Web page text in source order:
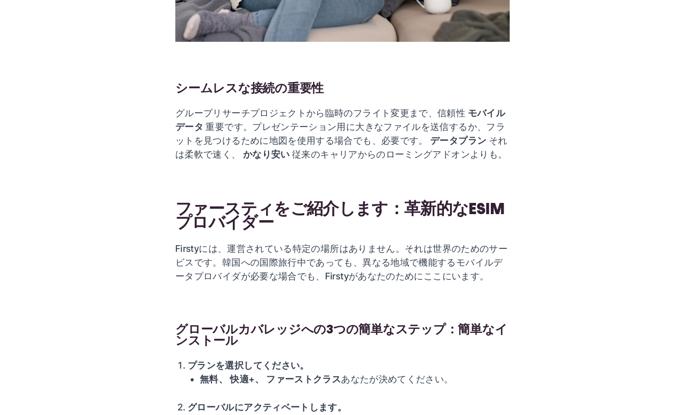
シームレスな接続の重要性
グループリサーチプロジェクトから臨時のフライト変更まで、信頼性 モバイル
データ 重要です。プレゼンテーション用に大きなファイルを送信するか、フラ
ットを見つけるために地図を使用する場合でも、必要です。 データプラン それ
は柔軟で速く、 かなり安い 従来のキャリアからのローミングアドオンよりも。
ファースティをご紹介します：革新的なESIM
プロバイダー
Firstyには、運営されている特定の場所はありません。それは世界のためのサー
ビスです。韓国への国際旅行中であっても、異なる地域で機能するモバイルデ
ータプロバイダが必要な場合でも、Firstyがあなたのためにここにいます。
グローバルカバレッジへの3つの簡単なステップ：簡単なイ
ンストール
プランを選択してください。
無料、快適+、 ファーストクラスあなたが決めてください。
グローバルにアクティベートします。